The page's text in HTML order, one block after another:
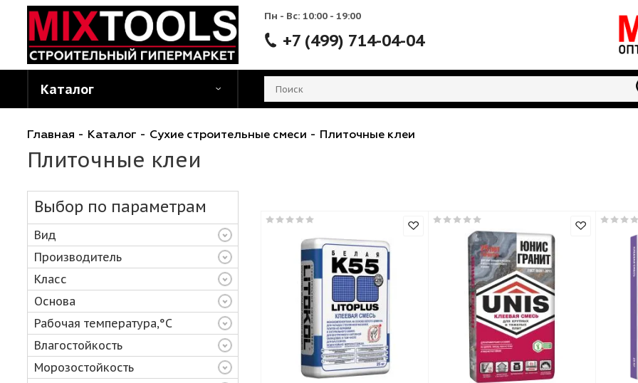
Пн - Вс: 10:00 - 19:00
+7 (499) 714-04-04
Каталог
Главная
Выбор по параметрам
Вид
Производитель
Класс
Основа
Рабочая температура,°C